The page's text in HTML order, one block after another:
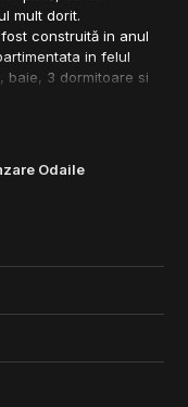
Odaile
mult dorit.
construită in anul
in felul
baie, 3 dormitoare si
de
de depozitare,
una sigura si
cateva minute de
si sigură.
o vizionare